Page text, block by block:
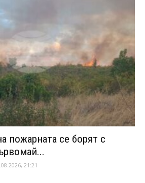
пожарната се борят с
21:21